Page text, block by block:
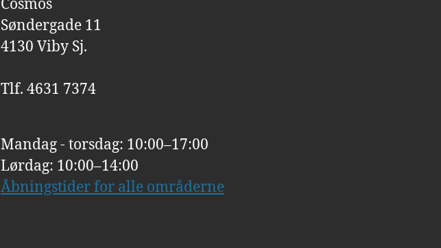
Cosmos
Søndergade 11
4130 Viby Sj.
Tlf. 4631 7374
Mandag - torsdag: 10:00–17:00
Lørdag: 10:00–14:00
Åbningstider for alle områderne